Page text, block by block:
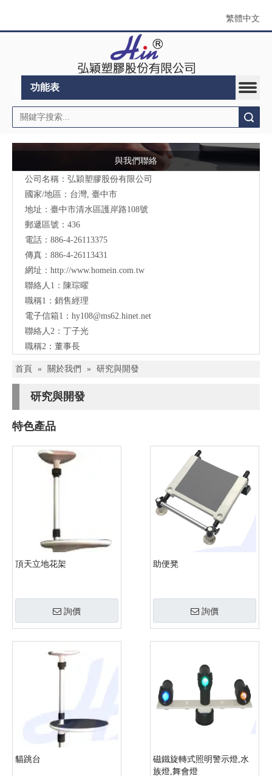
繁體中文
功能表
與我們聯絡
公司名稱：弘穎塑膠股份有限公司
國家/地區：台灣, 臺中市
地址：臺中市清水區護岸路108號
郵遞區號：436
電話：886-4-26113375
傳真：886-4-26113431
網址： http://www.homein.com.tw
聯絡人1：陳琮曜
職稱1：銷售經理
電子信箱1： hy108@ms62.hinet.net
聯絡人2：丁子光
職稱2：董事長
首頁 » 關於我們 » 研究與開發
研究與開發
特色產品
頂天立地花架
詢價
助便凳
詢價
貓跳台
磁鐵旋轉式照明警示燈,水
族燈,舞會燈